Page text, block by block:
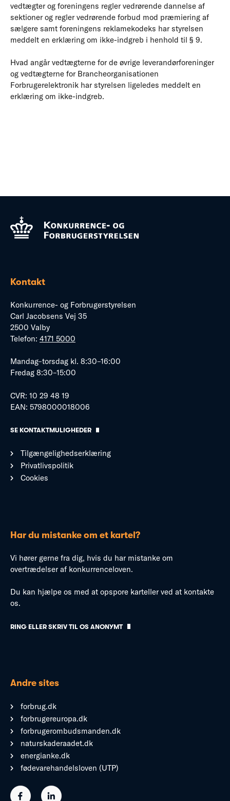
vedtægter og foreningens regler vedrørende dannelse af
sektioner og regler vedrørende forbud mod præmiering af
sælgere samt foreningens reklamekodeks har styrelsen
meddelt en erklæring om ikke-indgreb i henhold til § 9.
Hvad angår vedtægterne for de øvrige leverandørforeninger
og vedtægterne for Brancheorganisationen
Forbrugerelektronik har styrelsen ligeledes meddelt en
erklæring om ikke-indgreb.
Kontakt
Konkurrence- og Forbrugerstyrelsen
Carl Jacobsens Vej 35
2500 Valby
Telefon: 4171 5000
Mandag–torsdag kl. 8:30–16:00
Fredag 8:30–15:00
CVR: 10 29 48 19
EAN: 5798000018006
SE KONTAKTMULIGHEDER
Tilgængelighedserklæring
Privatlivspolitik
Cookies
Har du mistanke om et kartel?
Vi hører gerne fra dig, hvis du har mistanke om
overtrædelser af konkurrenceloven.
Du kan hjælpe os med at opspore karteller ved at kontakte
os.
RING ELLER SKRIV TIL OS ANONYMT
Andre sites
forbrug.dk
forbrugereuropa.dk
forbrugerombudsmanden.dk
naturskaderaadet.dk
energianke.dk
fødevarehandelsloven (UTP)